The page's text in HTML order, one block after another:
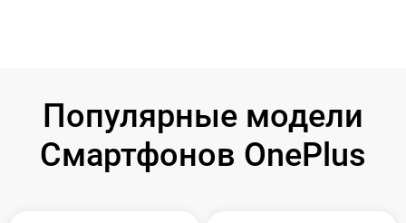
Популярные модели
Смартфонов OnePlus